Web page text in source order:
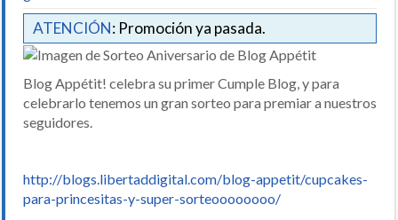
ATENCIÓN: Promoción ya pasada.
Blog Appétit! celebra su primer Cumple Blog, y para
celebrarlo tenemos un gran sorteo para premiar a nuestros
seguidores.
http://blogs.libertaddigital.com/blog-appetit/cupcakes-
para-princesitas-y-super-sorteoooooooo/